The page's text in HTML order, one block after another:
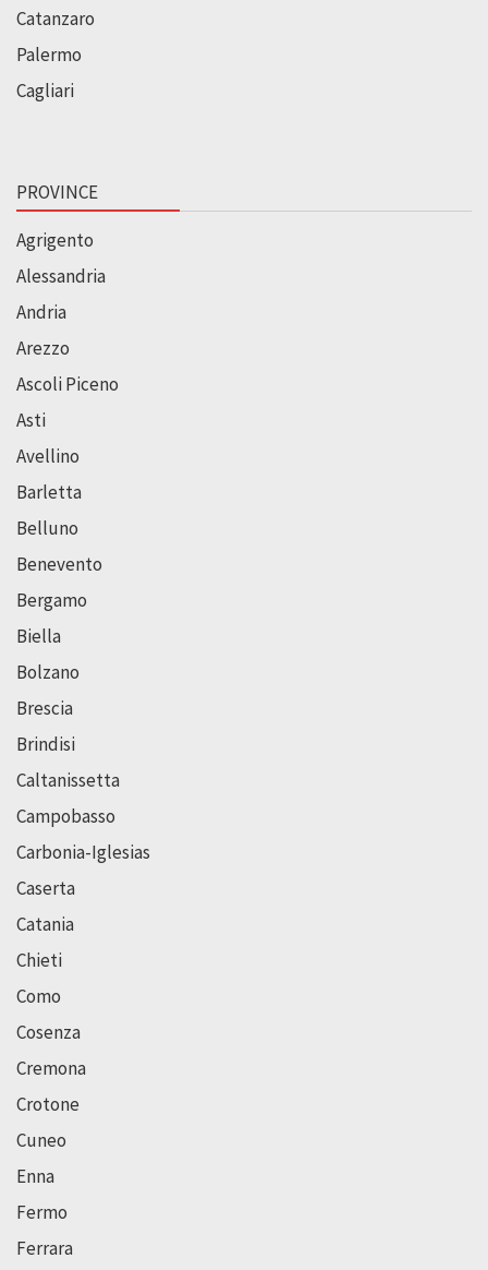
Catanzaro
Palermo
Cagliari
PROVINCE
Agrigento
Alessandria
Andria
Arezzo
Ascoli Piceno
Asti
Avellino
Barletta
Belluno
Benevento
Bergamo
Biella
Bolzano
Brescia
Brindisi
Caltanissetta
Campobasso
Carbonia-Iglesias
Caserta
Catania
Chieti
Como
Cosenza
Cremona
Crotone
Cuneo
Enna
Fermo
Ferrara